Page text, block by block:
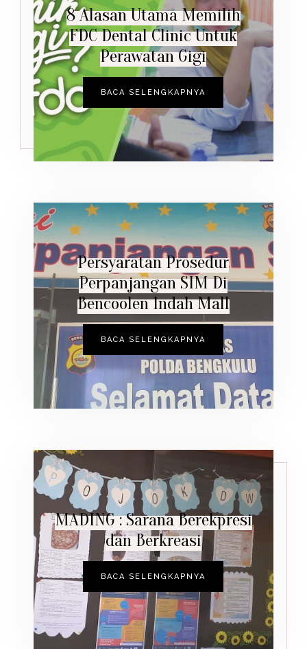
8 Alasan Utama Memilih
FDC Dental Clinic Untuk
Perawatan Gigi
BACA SELENGKAPNYA
Persyaratan Prosedur
Perpanjangan SIM Di
Bencoolen Indah Mall
BACA SELENGKAPNYA
MADING : Sarana Berekpresi
dan Berkreasi
BACA SELENGKAPNYA